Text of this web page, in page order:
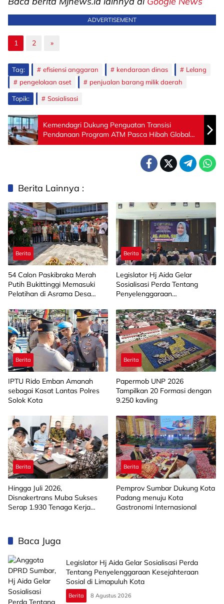
ADVERTISEMENT
1 2 »
Tag: efisiensi anggaran kendaraan dinas
Lelang
pengelolaan aset
penjualan barang milik daerah
Topik: Sosialisasi
Kemendagri Dukung Penguatan Transisi
Pendanaan Program ATM Pasca Hibah Global
Fund
Berita Lainnya :
Berita
‎54 Calon Paskibraka Merah
Putih Bukittinggi Memasuki
Pelatihan di Asrama Desa
Berita
Legislator Hj Aida Gelar
Sosialisasi Perda Tentang
Penyelenggaraan
Limapuluh Kota
Berita
IPTU Rido Emban Amanah
sebagai Kasat Lantas Polres
Solok Kota
Berita
Papermob UNP 2026
Tampilkan 20 Formasi dengan
9.250 kavling
Berita
Hingga Juli 2026,
Disnakertrans Muba Sukses
Serap 1.930 Tenaga Kerja
Berita
Pemprov Sumbar Dukung Kota
Padang menuju Kota
Gastronomi Internasional
Baca Juga
Legislator Hj Aida Gelar Sosialisasi Perda
Tentang Penyelenggaraan Kesejahteraan
Sosial di Limapuluh Kota
Berita 8 Agustus 2026